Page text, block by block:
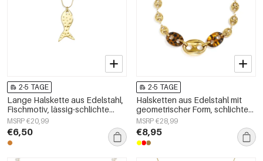
2-5 TAGE
Lange Halskette aus Edelstahl,
Fischmotiv, lässig-schlichte
Serie, Damenschmuck
MSRP €20,99
€6,50
2-5 TAGE
Halsketten aus Edelstahl mit
geometrischer Form, schlichte
Alltags-Serie, Damenschmuck
MSRP €28,99
€8,95